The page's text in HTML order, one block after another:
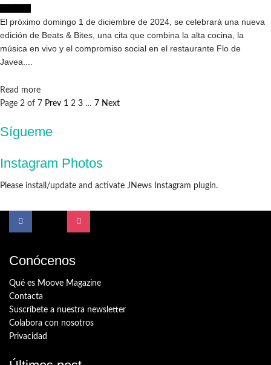
El próximo domingo 1 de diciembre de 2024, se celebrará una nueva
edición de Beats & Bites, una cita que combina la alta cocina, la
música en vivo y el compromiso social en el restaurante Flo de
Javea....
Read moreDetails
Page 2 of 7 Prev 1 2 3 … 7 Next
Sígueme
Instagram Photos
Please install/update and activate JNews Instagram plugin.
Conócenos
Qué es Moove Magazine
Contacta
Suscríbete a nuestra newsletter
Colabora con nosotros
Privacidad